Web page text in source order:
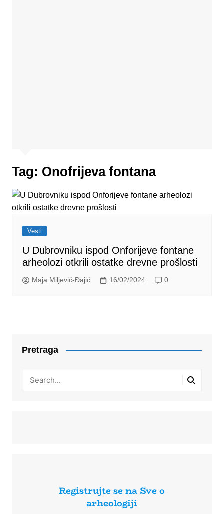
Tag: Onofrijeva fontana
Vesti
U Dubrovniku ispod Onforijeve fontane
arheolozi otkrili ostatke drevne prošlosti
Maja Miljević-Đajić 16/02/2024 0
Pretraga
Registrujte se na Sve o
arheologiji